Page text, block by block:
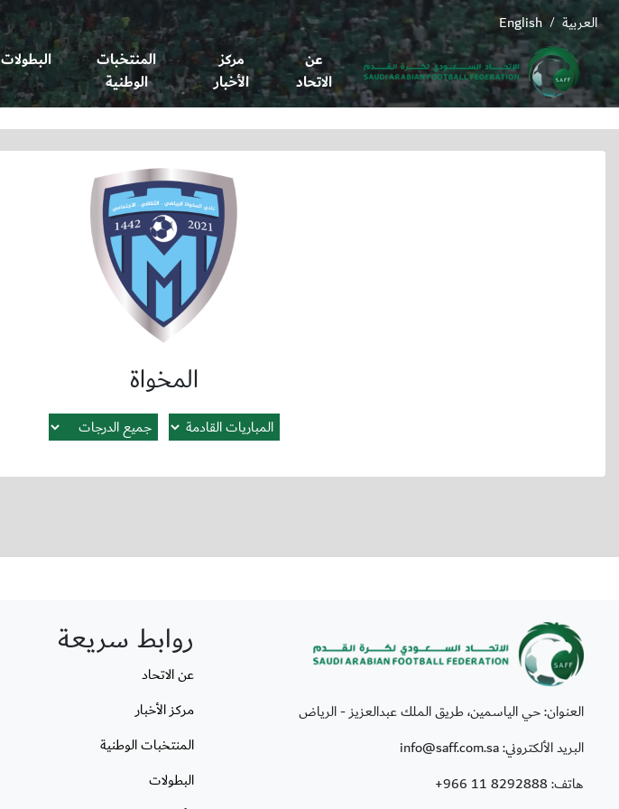
English / العربية
عن
الاتحاد
مركز
الأخبار
المنتخبات
الوطنية
البطولات
المخواة
العنوان: حي الياسمين، طريق الملك عبدالعزيز - الرياض
البريد الألكتروني: info@saff.com.sa
هاتف:+966 11 8292888
روابط سريعة
عن الاتحاد
مركز الأخبار
المنتخبات الوطنية
البطولات